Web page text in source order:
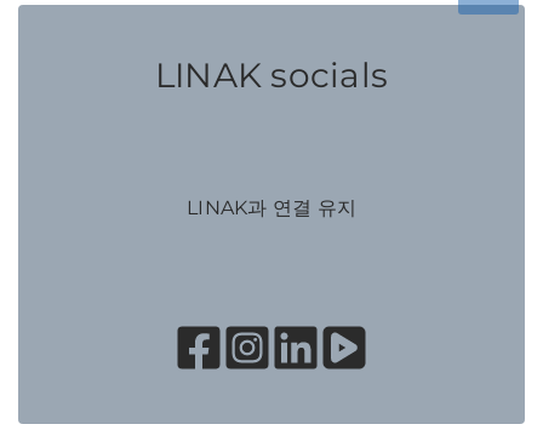
LINAK socials
LINAK과 연결 유지